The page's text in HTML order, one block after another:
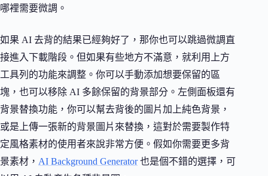
哪裡需要微調。
如果 AI 去背的結果已經夠好了，那你也可以跳過微調直
接進入下載階段。但如果有些地方不滿意，就利用上方
工具列的功能來調整。你可以手動添加想要保留的區
塊，也可以移除 AI 多餘保留的背景部分。左側面板還有
背景替換功能，你可以幫去背後的圖片加上純色背景，
或是上傳一張新的背景圖片來替換，這對於需要製作特
定風格素材的使用者來說非常方便。假如你需要更多背
景素材， AI Background Generator也是個不錯的選擇，可